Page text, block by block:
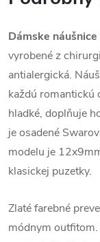
Dámske
vyrobené z
antialergická.
každú romantickú
hladké, doplňuje
je osadené
modelu je
klasickej puzetky.
Zlaté farebné
módnym outfitom.